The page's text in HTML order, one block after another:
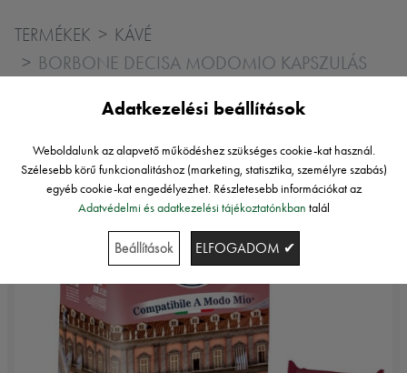
TERMÉKEK KÁVÉ
BORBONE DECISA MODOMIO KAPSZULÁS
Adatkezelési beállítások
Weboldalunk az alapvető működéshez szükséges cookie-kat használ.
Szélesebb körű funkcionalitáshoz (marketing, statisztika, személyre szabás)
egyéb cookie-kat engedélyezhet. Részletesebb információkat az
Adatvédelmi és adatkezelési tájékoztatónkban talál
Beállítások ELFOGADOM ✔